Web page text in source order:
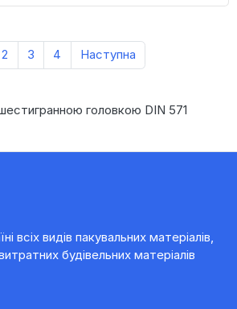
2 3 4 Наступна
головкою DIN 571
всіх видів пакувальних матеріалів,
будівельних матеріалів